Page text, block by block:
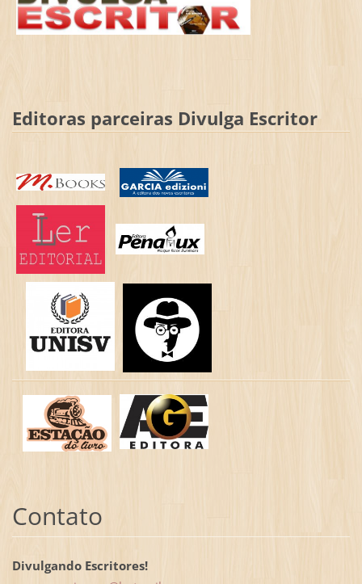
Editoras parceiras Divulga Escritor
Contato
Divulgando Escritores!